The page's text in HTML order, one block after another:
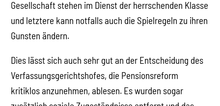
Gesellschaft stehen im Dienst der herrschenden Klasse
und letztere kann notfalls auch die Spielregeln zu ihren
Gunsten ändern.
Dies lässt sich auch sehr gut an der Entscheidung des
Verfassungsgerichtshofes, die Pensionsreform
kritiklos anzunehmen, ablesen. Es wurden sogar